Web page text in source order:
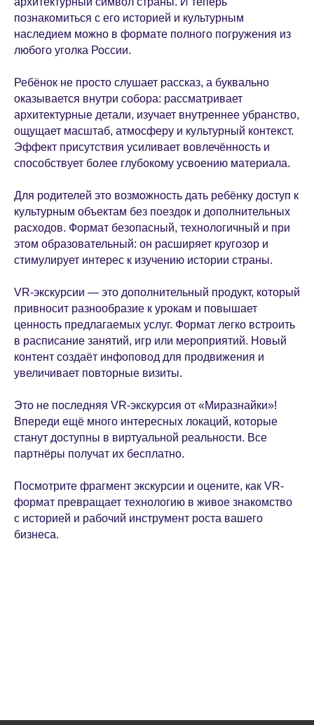
познакомиться с его историей и культурным
наследием можно в формате полного погружения из
любого уголка России.
Ребёнок не просто слушает рассказ, а буквально
оказывается внутри собора: рассматривает
архитектурные детали, изучает внутреннее убранство,
ощущает масштаб, атмосферу и культурный контекст.
Эффект присутствия усиливает вовлечённость и
способствует более глубокому усвоению материала.
Для родителей это возможность дать ребёнку доступ к
культурным объектам без поездок и дополнительных
расходов. Формат безопасный, технологичный и при
этом образовательный: он расширяет кругозор и
стимулирует интерес к изучению истории страны.
VR-экскурсии — это дополнительный продукт, который
привносит разнообразие к урокам и повышает
ценность предлагаемых услуг. Формат легко встроить
в расписание занятий, игр или мероприятий. Новый
контент создаёт инфоповод для продвижения и
увеличивает повторные визиты.
Это не последняя VR-экскурсия от «Миразнайки»!
Впереди ещё много интересных локаций, которые
станут доступны в виртуальной реальности. Все
партнёры получат их бесплатно.
Посмотрите фрагмент экскурсии и оцените, как VR-
формат превращает технологию в живое знакомство
с историей и рабочий инструмент роста вашего
бизнеса.